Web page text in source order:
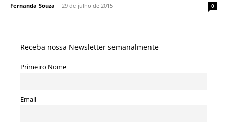
Fernanda Souza - 29 de julho de 2015 0
Receba nossa Newsletter semanalmente
Primeiro Nome
Email